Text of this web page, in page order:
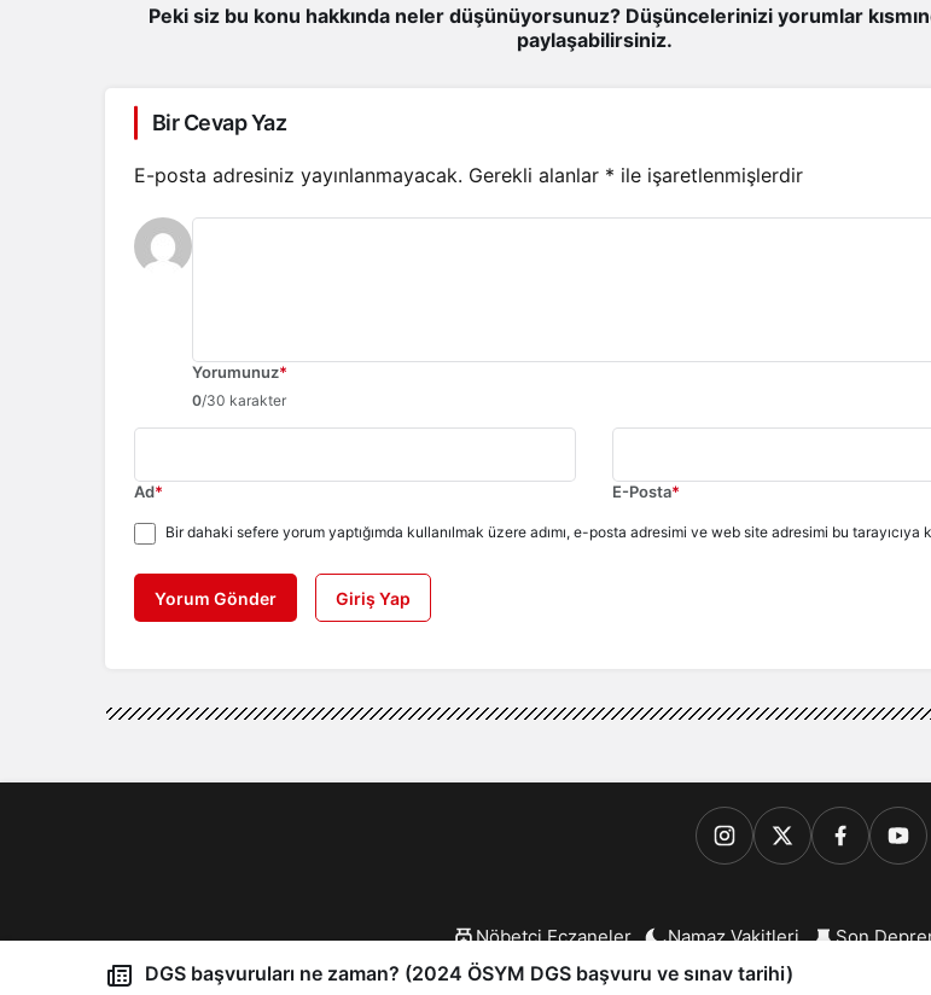
DGS başvuruları ne zaman? (2024 ÖSYM DGS başvuru ve sınav tarihi)
Peki siz bu konu hakkında neler düşünüyorsunuz? Düşüncelerinizi yorumlar
paylaşabilirsiniz.
Bir Cevap Yaz
E-posta adresiniz yayınlanmayacak. Gerekli alanlar * ile işaretlenmişlerdir
Yorumunuz*
0/30 karakter
Ad* E-Posta*
Bir dahaki sefere yorum yaptığımda kullanılmak üzere adımı, e-posta adresimi ve web site adresimi bu tarayıcıya
Yorum Gönder Giriş Yap
Nöbetçi Eczaneler Namaz Vakitleri Son
© 2026 Bergama.com - Tüm Hakları Saklıdır. Web